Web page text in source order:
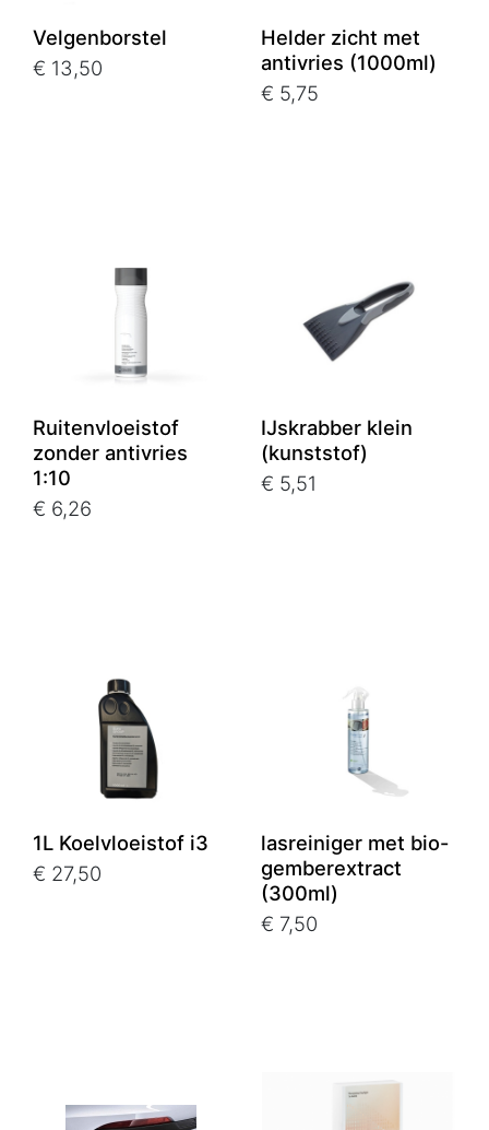
Velgenborstel
€ 13,50
Helder zicht met
antivries (1000ml)
€ 5,75
Ruitenvloeistof
zonder antivries
1:10
€ 6,26
IJskrabber klein
(kunststof)
€ 5,51
1L Koelvloeistof i3
€ 27,50
lasreiniger met bio-
gemberextract
(300ml)
€ 7,50